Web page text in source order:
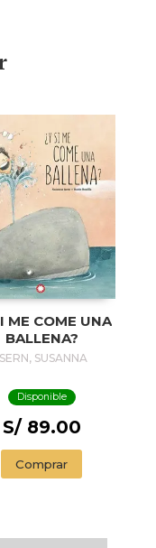
ME COME UNA
BALLENA?
SUSANNA
Disponible
S/ 89.00
Comprar